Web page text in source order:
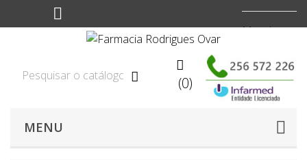
Moeda:



(0)
MENU